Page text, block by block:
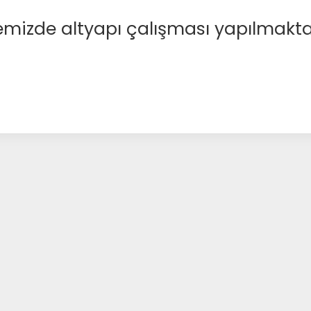
altyapı çalışması